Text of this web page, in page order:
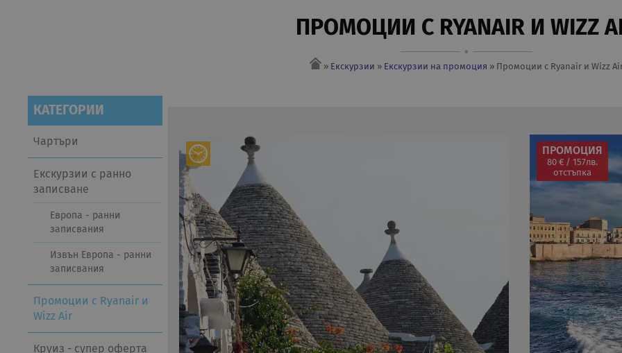
ПРОМОЦИИ С RYANAIR И WIZZ
» Екскурзии » Екскурзии на промоция » Промоции с Ryanair и Wizz
КАТЕГОРИИ
Чартъри
Екскурзии с ранно
записване
Европа - ранни
записвания
Извън Европа - ранни
записвания
Промоции с Ryanair и
Wizz Air
Круиз - супер оферта
ПРОМОЦИЯ
80 € / 157лв.
отстъпка